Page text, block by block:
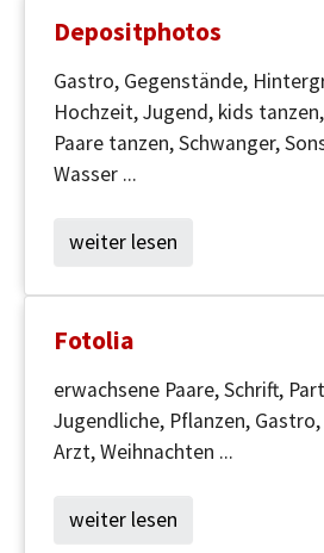
Depositphotos
Gastro, Gegenstände,
Hochzeit, Jugend, kids
Paare tanzen, Schwanger,
Wasser ...
weiter lesen
Fotolia
erwachsene Paare, Schrift,
Jugendliche, Pflanzen,
Arzt, Weihnachten ...
weiter lesen